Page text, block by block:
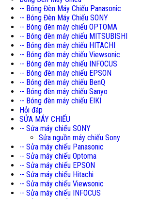
-- Bóng Đèn Máy Chiếu Panasonic
-- Bóng Đèn Máy Chiếu SONY
-- Bóng đèn máy chiếu OPTOMA
-- Bóng đèn máy chiếu MITSUBISHI
-- Bóng đèn máy chiếu HITACHI
-- Bóng đèn máy chiếu Viewsonic
-- Bóng đèn máy chiếu INFOCUS
-- Bóng đèn máy chiếu EPSON
-- Bóng đèn máy chiếu BenQ
-- Bóng đèn máy chiếu Sanyo
-- Bóng đèn máy chiếu EIKI
Hỏi đáp
SỬA MÁY CHIẾU
-- Sửa máy chiếu SONY
Sửa nguồn máy chiếu Sony
-- Sửa máy chiếu Panasonic
-- Sửa máy chiếu Optoma
-- Sửa máy chiếu EPSON
-- Sửa máy chiếu Hitachi
-- Sửa máy chiếu Viewsonic
-- Sửa máy chiếu INFOCUS